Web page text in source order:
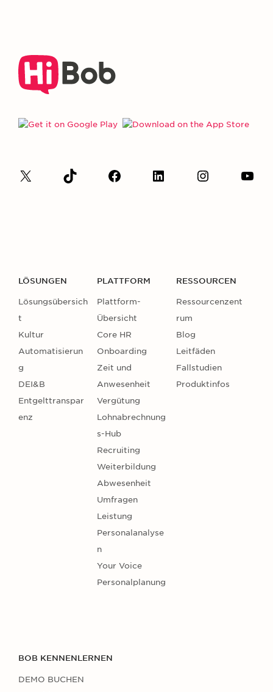
LÖSUNGEN
Lösungsübersich
t
Kultur
Automatisierun
g
DEI&B
Entgelttranspar
enz
PLATTFORM
Plattform-
Übersicht
Core HR
Onboarding
Zeit und
Anwesenheit
Vergütung
Lohnabrechnung
s-Hub
Recruiting
Weiterbildung
Abwesenheit
Umfragen
Leistung
Personalanalyse
n
Your Voice
Personalplanung
RESSOURCEN
Ressourcenzent
rum
Blog
Leitfäden
Fallstudien
Produktinfos
BOB KENNENLERNEN
DEMO BUCHEN